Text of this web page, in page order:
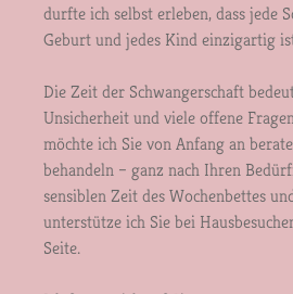
durfte ich selbst erleben, dass jede
Geburt und jedes Kind einzigartig
Die Zeit der Schwangerschaft
Unsicherheit und viele offene
möchte ich Sie von Anfang an
behandeln – ganz nach Ihren
sensiblen Zeit des Wochenbettes
unterstütze ich Sie bei
Seite.